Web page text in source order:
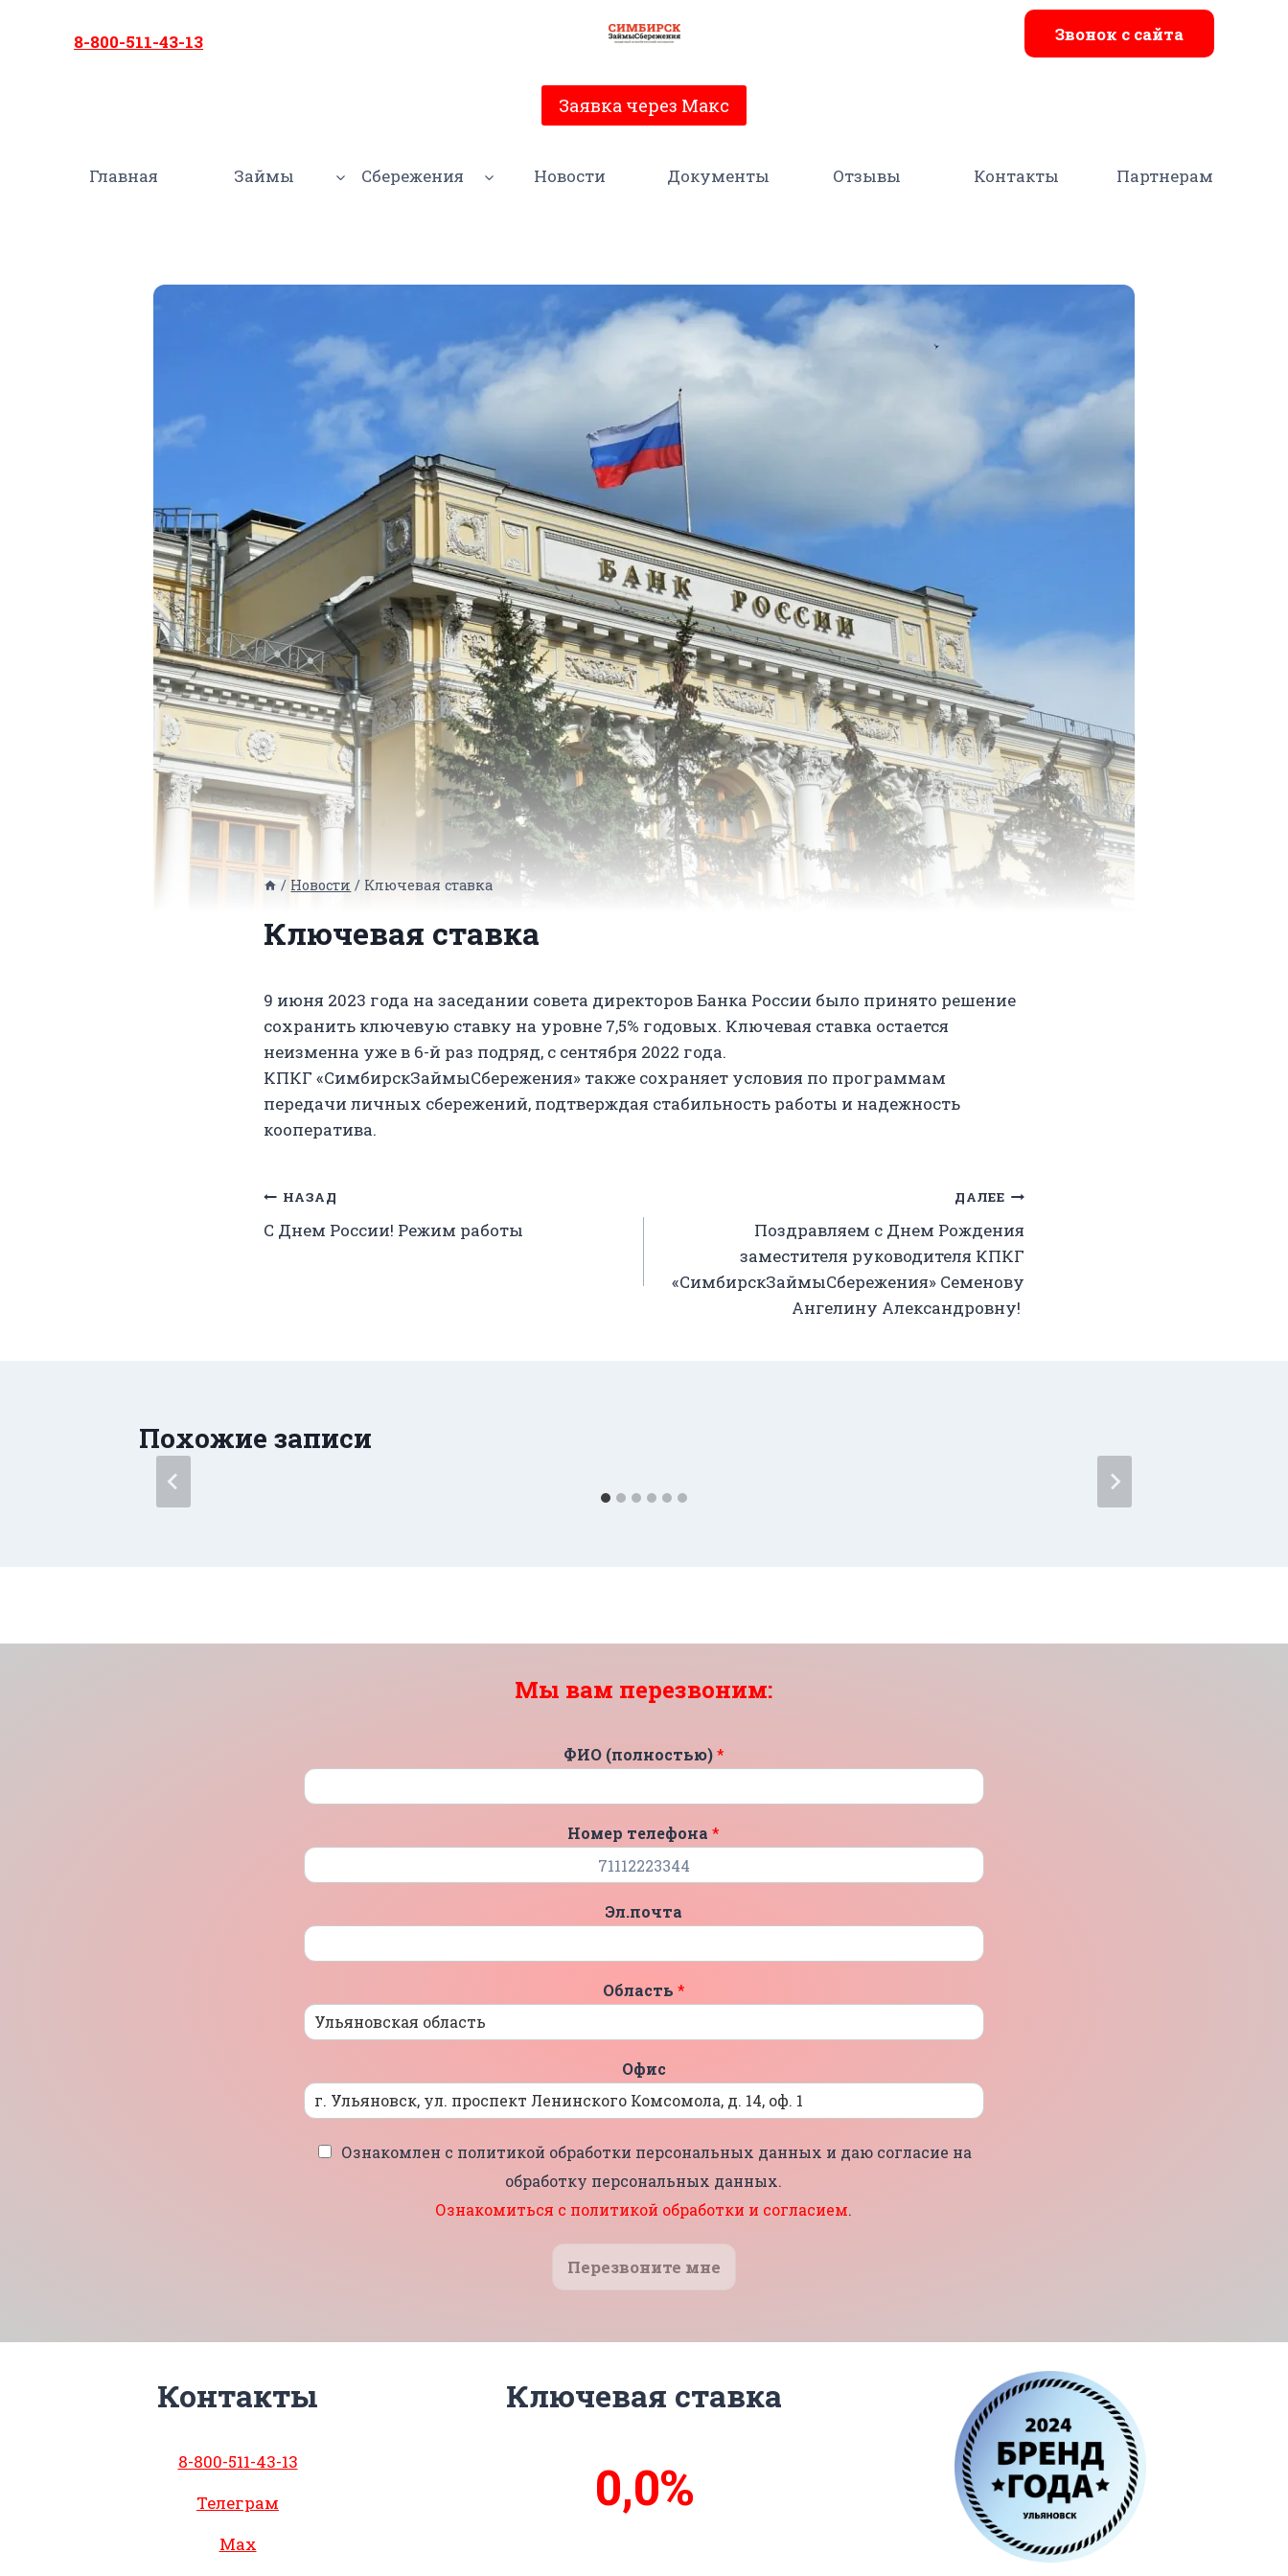
8-800-511-43-13 Звонок с сайта
Заявка через Макс
Главная Займы Сбережения Новости Документы Отзывы Контакты Партнерам
/ Новости / Ключевая ставка
Ключевая ставка
9 июня 2023 года на заседании совета директоров Банка России было принято решение
сохранить ключевую ставку на уровне 7,5% годовых. Ключевая ставка остается
неизменна уже в 6-й раз подряд, с сентября 2022 года.
КПКГ «СимбирскЗаймыСбережения» также сохраняет условия по программам
передачи личных сбережений, подтверждая стабильность работы и надежность
кооператива.
Навигация
по
НАЗАД
С Днем России! Режим работы
ДАЛЕЕ
Поздравляем с Днем Рождения
заместителя руководителя КПКГ
«СимбирскЗаймыСбережения» Семенову
Ангелину Александровну!
Похожие записи
Мы вам перезвоним:
ФИО (полностью)*
Номер телефона*
Эл.почта
Область *
Офис
Ознакомлен с политикой обработки персональных данных и даю согласие на
обработку персональных данных.
Ознакомиться с политикой обработки и согласием.
Перезвоните мне
Контакты
8-800-511-43-13
Телеграм
Max
Ключевая ставка
14%0,0%